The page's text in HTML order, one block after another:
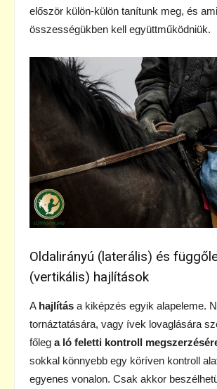
először külön-külön tanítunk meg, és
összességükben kell együttműködniük.
Oldalirányú (laterális) és
(vertikális) hajlítások
A hajlítás a kiképzés egyik alapeleme.
tornáztatására, vagy ívek lovaglására
főleg a ló feletti kontroll
sokkal könnyebb egy köríven kontroll
egyenes vonalon. Csak akkor